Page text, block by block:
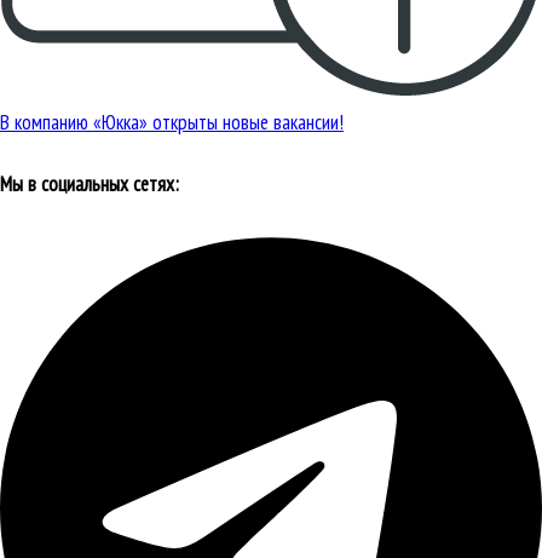
В компанию «Юкка» открыты новые вакансии!
Мы в социальных сетях: